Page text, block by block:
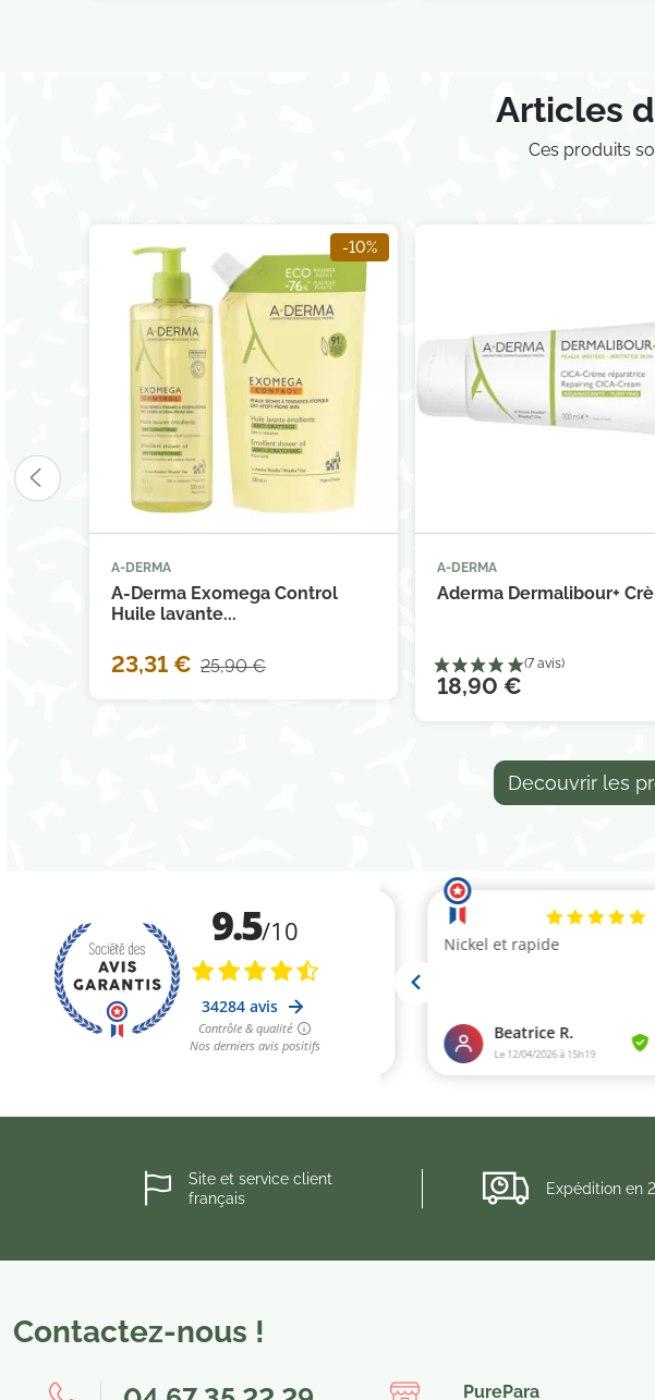
Articles
Ces produits
-10%
A-DERMA
A-Derma Exomega Control
Huile lavante...
23,31 € 25,90 €
A-DERMA
Aderma Dermalibour+
18,90 €
Decouvrir les
Site et service client
français
Expédition en
Contactez-nous !
PurePara